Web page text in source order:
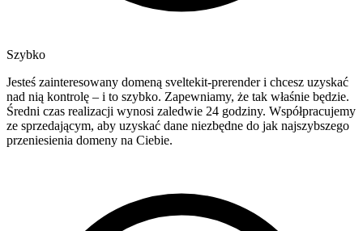
Szybko
Jesteś zainteresowany domeną sveltekit-prerender i chcesz uzyskać
nad nią kontrolę – i to szybko. Zapewniamy, że tak właśnie będzie.
Średni czas realizacji wynosi zaledwie 24 godziny. Współpracujemy
ze sprzedającym, aby uzyskać dane niezbędne do jak najszybszego
przeniesienia domeny na Ciebie.